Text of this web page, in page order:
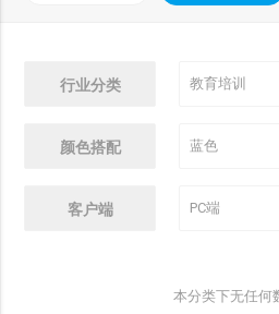
行业分类
颜色搭配
客户端
本分类下无任何